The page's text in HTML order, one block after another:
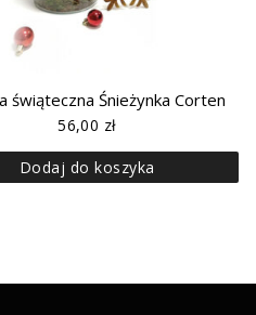
świąteczna Śnieżynka Corten
56,00 zł
Dodaj do koszyka